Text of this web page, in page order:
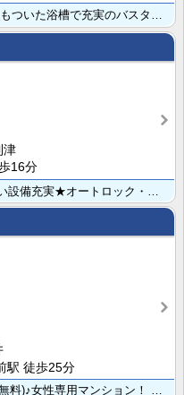
津
16分
駅 徒歩25分
★J:COMインマイルーム対応(40M wifi無料)♪女性専用マンション！ コンビニやスーパー・シ･･･